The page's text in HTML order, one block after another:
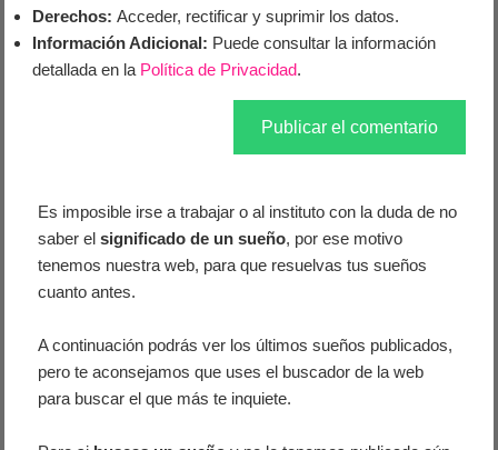
Derechos: Acceder, rectificar y suprimir los datos.
Información Adicional: Puede consultar la información
detallada en la Política de Privacidad.
Es imposible irse a trabajar o al instituto con la duda de no
saber elsignificado de un sueño, por ese motivo
tenemos nuestra web, para que resuelvas tus sueños
cuanto antes.
A continuación podrás ver los últimos sueños publicados,
pero te aconsejamos que uses el buscador de la web
para buscar el que más te inquiete.